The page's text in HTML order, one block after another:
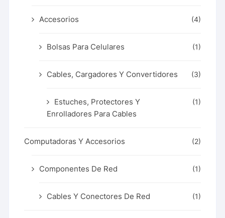
Accesorios (4)
Bolsas Para Celulares (1)
Cables, Cargadores Y Convertidores (3)
Estuches, Protectores Y
Enrolladores Para Cables
(1)
Computadoras Y Accesorios (2)
Componentes De Red (1)
Cables Y Conectores De Red (1)